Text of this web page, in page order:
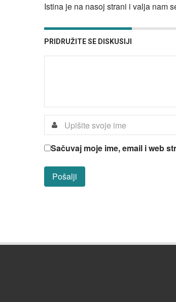
Istina je na nasoj strani i valja nam
PRIDRUŽITE SE DISKUSIJI
Sačuvaj moje ime, email i web